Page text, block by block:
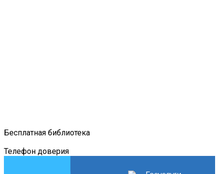
Бесплатная библиотека
Телефон доверия